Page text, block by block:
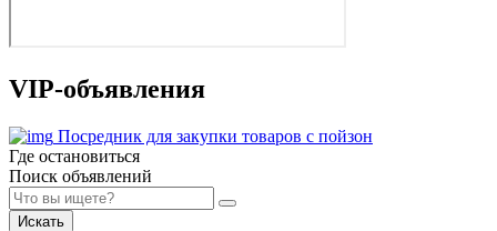
VIP-объявления
Посредник для закупки товаров с пойзон
Где остановиться
Поиск объявлений
Искать